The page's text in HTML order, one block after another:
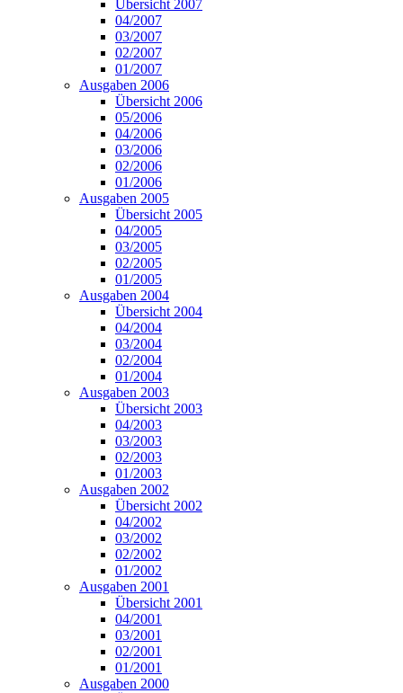
Übersicht 2007
04/2007
03/2007
02/2007
01/2007
Ausgaben 2006
Übersicht 2006
05/2006
04/2006
03/2006
02/2006
01/2006
Ausgaben 2005
Übersicht 2005
04/2005
03/2005
02/2005
01/2005
Ausgaben 2004
Übersicht 2004
04/2004
03/2004
02/2004
01/2004
Ausgaben 2003
Übersicht 2003
04/2003
03/2003
02/2003
01/2003
Ausgaben 2002
Übersicht 2002
04/2002
03/2002
02/2002
01/2002
Ausgaben 2001
Übersicht 2001
04/2001
03/2001
02/2001
01/2001
Ausgaben 2000